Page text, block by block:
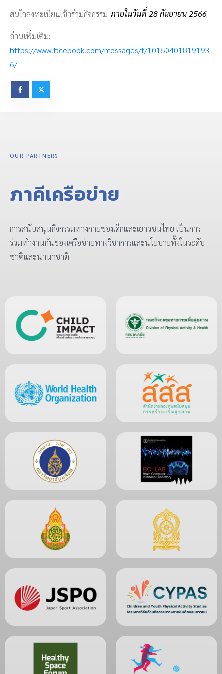
สนใจลงทะเบียนเข้าร่วมกิจกรรม ภายในวันที่ 28 กันยายน 2566
อ่านเพิ่มเติม:
https://www.facebook.com/messages/t/10150401819193
6/
OUR PARTNERS
ภาคีเครือข่าย
การสนับสนุนกิจกรรมทางกายของเด็กและเยาวชนไทย เป็นการ
ร่วมทำงานกันของเครือข่ายทางวิชาการและนโยบายทั้งในระดับ
ชาติและนานาชาติ